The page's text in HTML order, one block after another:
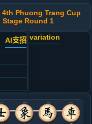
4th Phuong Trang Cup
Round 1
AI支招 variation